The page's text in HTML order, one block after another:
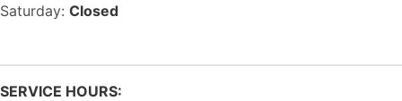
Saturday: Closed
SERVICE HOURS: